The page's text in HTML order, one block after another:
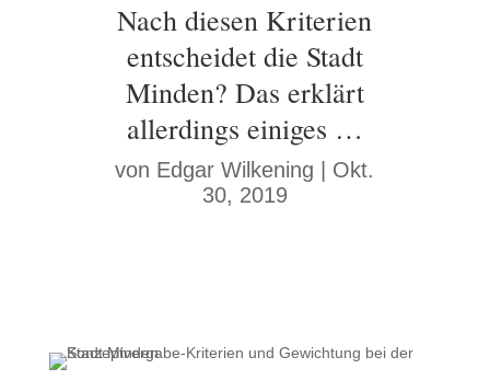
Nach diesen Kriterien
entscheidet die Stadt
Minden? Das erklärt
allerdings einiges …
von Edgar Wilkening
Okt.
30, 2019